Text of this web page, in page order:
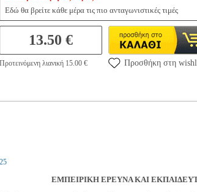
Εδώ θα βρείτε κάθε μέρα τις πιο ανταγωνιστικές τιμές
13.50 €
Προτεινόμενη λιανική 15.00 € Προσθήκη στη
ΕΜΠΕΙΡΙΚΗ ΕΡΕΥΝΑ ΚΑΙ